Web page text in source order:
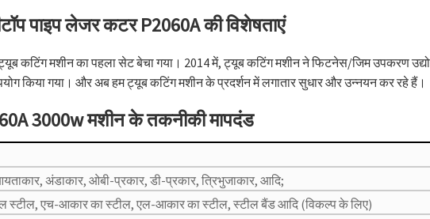
पाइप लेजर कटर P2060A की विशेषताएं
कटिंग मशीन का पहला सेट बेचा गया। 2014 में, ट्यूब कटिंग मशीन ने फिटनेस/जिम उपकरण
किया गया। और अब हम ट्यूब कटिंग मशीन के प्रदर्शन में लगातार सुधार और उन्नयन कर रहे हैं।
3000w मशीन के तकनीकी मापदंड
अंडाकार, ओबी-प्रकार, डी-प्रकार, त्रिभुजाकार, आदि;
स्टील, एच-आकार का स्टील, एल-आकार का स्टील, स्टील बैंड आदि (विकल्प के लिए)